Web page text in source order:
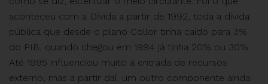
aconteceu com a Dívida a partir de 1992, toda a dívida
pública que desde o plano Collor tinha caído para 3%
do PIB, quando chegou em 1994 já tinha 20% ou 30%.
Até 1995 influenciou muito a entrada de recursos
externo, mas a partir daí, um outro componente ainda